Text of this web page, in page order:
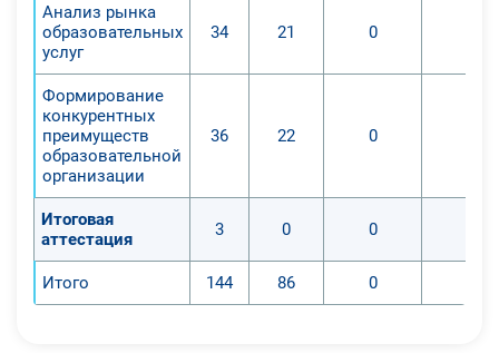
Анализ рынка
образовательных
услуг
34 21 0
Формирование
конкурентных
преимуществ
образовательной
организации
36 22 0
Итоговая
аттестация
3 0 0
Итого 144 86 0